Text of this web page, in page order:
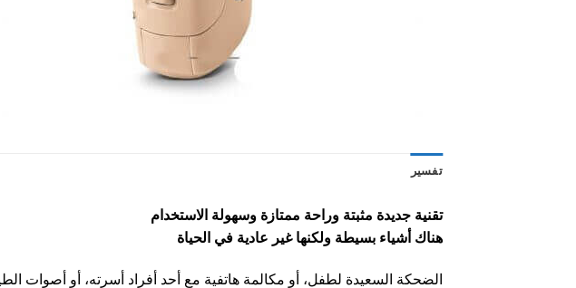
تفسير
تقنية جديدة مثبتة وراحة ممتازة وسهولة الاستخدام
هناك أشياء بسيطة ولكنها غير عادية في الحياة
الضحكة السعيدة لطفل، أو مكالمة هاتفية مع أحد أفراد أسرته، أو أصوات